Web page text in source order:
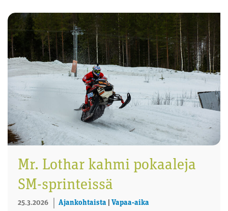
Mr. Lothar kahmi pokaaleja
SM-sprinteissä
25.3.2026 Ajankohtaista Vapaa-aika